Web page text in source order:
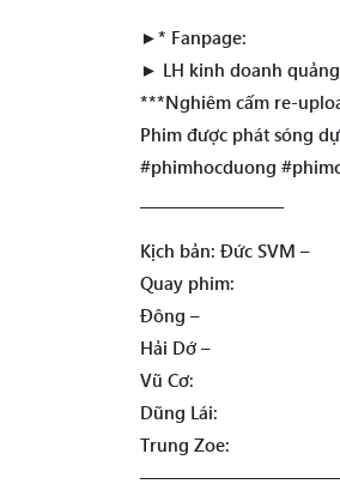
►* Fanpage:
► LH kinh doanh
***Nghiêm cấm re-
Phim được phát sóng
#phimhocduong
Kịch bản: Đức SVM –
Quay phim:
Đông –
Hải Dớ –
Vũ Cơ:
Dũng Lái:
Trung Zoe: